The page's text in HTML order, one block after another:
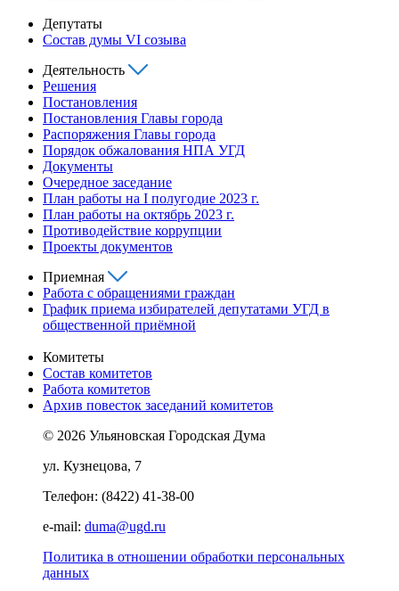
Депутаты
Состав думы VI созыва
Деятельность
Решения
Постановления
Постановления Главы города
Распоряжения Главы города
Порядок обжалования НПА УГД
Документы
Очередное заседание
План работы на I полугодие 2023 г.
План работы на октябрь 2023 г.
Противодействие коррупции
Проекты документов
Приемная
Работа с обращениями граждан
График приема избирателей депутатами УГД в
общественной приёмной
Комитеты
Состав комитетов
Работа комитетов
Архив повесток заседаний комитетов
© 2026 Ульяновская Городская Дума
ул. Кузнецова, 7
Телефон: (8422) 41-38-00
e-mail: duma@ugd.ru
Политика в отношении обработки персональных
данных